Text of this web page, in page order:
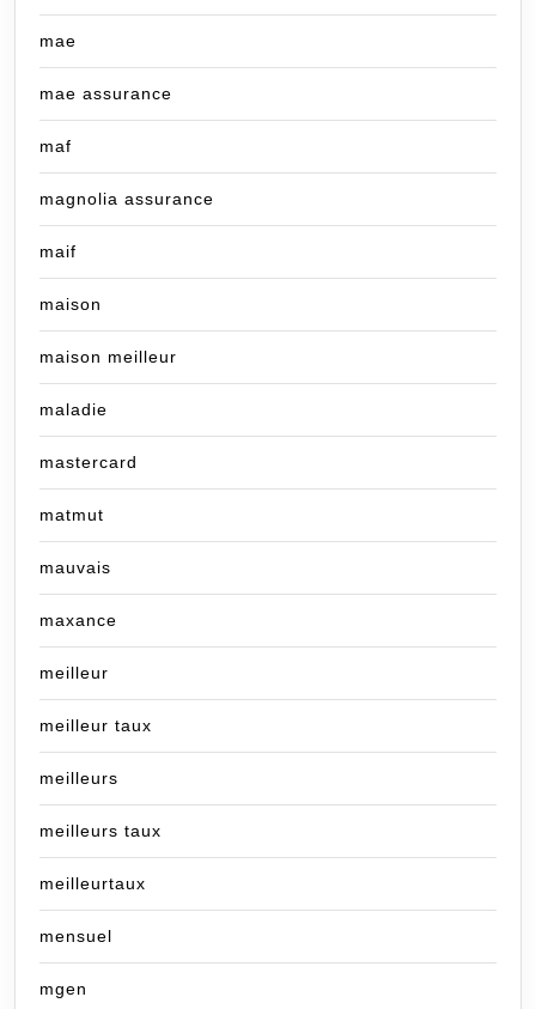
mae
mae assurance
maf
magnolia assurance
maif
maison
maison meilleur
maladie
mastercard
matmut
mauvais
maxance
meilleur
meilleur taux
meilleurs
meilleurs taux
meilleurtaux
mensuel
mgen